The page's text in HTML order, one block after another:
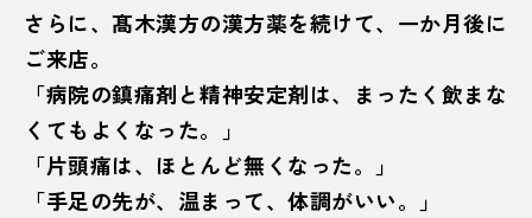
さらに、髙木漢方の漢方薬を続けて、一か月後に
ご来店。
「病院の鎮痛剤と精神安定剤は、まったく飲まな
くてもよくなった。」
「片頭痛は、ほとんど無くなった。」
「手足の先が、温まって、体調がいい。」